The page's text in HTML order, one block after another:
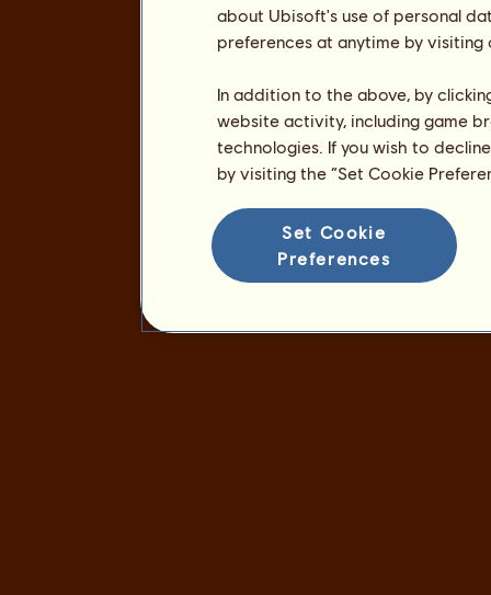
about Ubisoft's use of personal
preferences at anytime by
In addition to the above, by
website activity, including game
technologies. If you wish to
by visiting the “Set Cookie
Set Cookie
Preferences